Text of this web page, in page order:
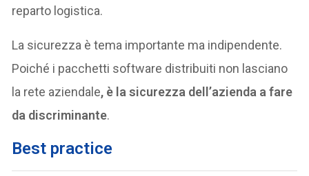
reparto logistica.
La sicurezza è tema importante ma indipendente.
Poiché i pacchetti software distribuiti non lasciano
la rete aziendale, è la sicurezza dell’azienda a fare
da discriminante.
Best practice